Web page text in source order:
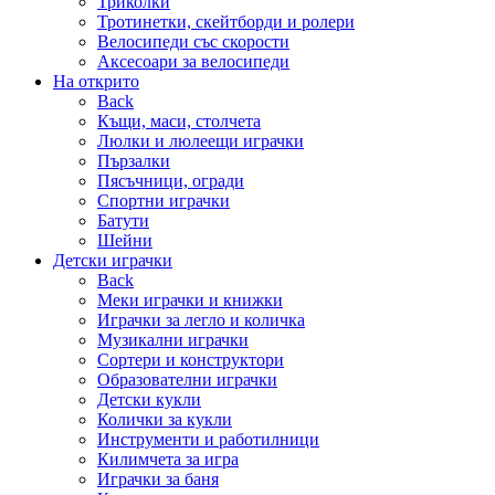
Тротинетки, скейтборди и ролери
Велосипеди със скорости
Аксесоари за велосипеди
На открито
Back
Къщи, маси, столчета
Люлки и люлеещи играчки
Пързалки
Пясъчници, огради
Спортни играчки
Батути
Шейни
Детски играчки
Back
Меки играчки и книжки
Играчки за легло и количка
Музикални играчки
Сортери и конструктори
Образователни играчки
Детски кукли
Колички за кукли
Инструменти и работилници
Килимчета за игра
Играчки за баня